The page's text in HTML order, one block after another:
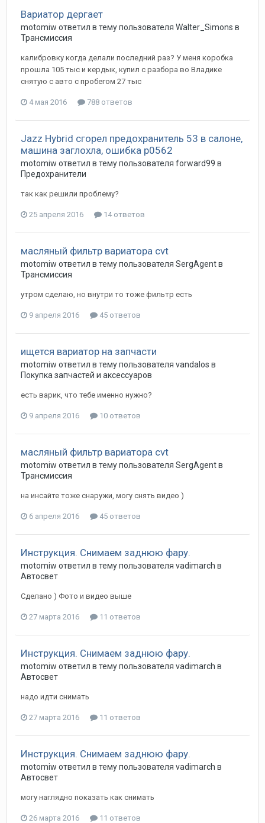
Вариатор дергает
motomiw ответил в тему пользователя Walter_Simons в
Трансмиссия
калибровку когда делали последний раз? У меня коробка
прошла 105 тыс и кердык, купил с разбора во Владике
снятую с авто с пробегом 27 тыс
4 мая 2016 788 ответов
Jazz Hybrid сгорел предохранитель 53 в салоне,
машина заглохла, ошибка p0562
motomiw ответил в тему пользователя forward99 в
Предохранители
так как решили проблему?
25 апреля 2016 14 ответов
масляный фильтр вариатора cvt
motomiw ответил в тему пользователя SergAgentв
Трансмиссия
утром сделаю, но внутри то тоже фильтр есть
9 апреля 2016 45 ответов
ищется вариатор на запчасти
motomiw ответил в тему пользователя vandalos в
Покупка запчастей и аксессуаров
есть варик, что тебе именно нужно?
9 апреля 2016 10 ответов
масляный фильтр вариатора cvt
motomiw ответил в тему пользователя SergAgentв
Трансмиссия
на инсайте тоже снаружи, могу снять видео )
6 апреля 2016 45 ответов
Инструкция. Снимаем заднюю фару.
motomiw ответил в тему пользователя vadimarch в
Автосвет
Сделано ) Фото и видео выше
27 марта 2016 11 ответов
Инструкция. Снимаем заднюю фару.
motomiw ответил в тему пользователя vadimarch в
Автосвет
надо идти снимать
27 марта 2016 11 ответов
Инструкция. Снимаем заднюю фару.
motomiw ответил в тему пользователя vadimarch в
Автосвет
могу наглядно показать как снимать
26 марта 2016 11 ответов